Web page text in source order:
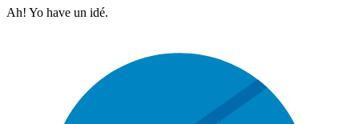
Ah! Yo have un idé.